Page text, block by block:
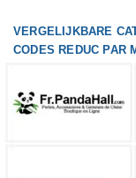
VERGELIJKBARE
CODES REDUC PAR